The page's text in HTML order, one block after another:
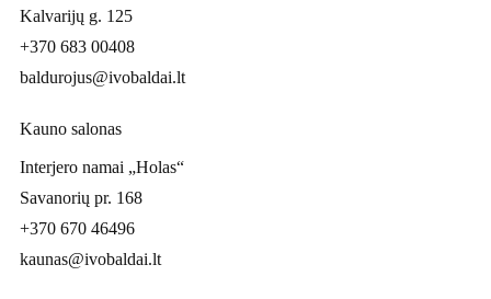
Kalvarijų g. 125
+370 683 00408
baldurojus@ivobaldai.lt
Kauno salonas
Interjero namai „Holas“
Savanorių pr. 168
+370 670 46496
kaunas@ivobaldai.lt